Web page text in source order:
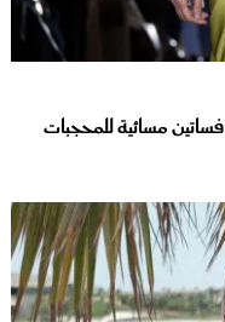
من الفراشات الى الورود.. اكتشفي 9 فساتين مسائية للمحجبات